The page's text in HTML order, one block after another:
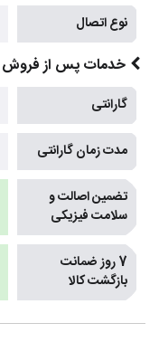
نوع اتصال
خدمات پس از فروش
گارانتی
مدت زمان گارانتی
تضمین اصالت و
سلامت فیزیکی
7 روز ضمانت
بازگشت کالا